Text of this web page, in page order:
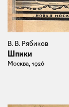
В. В. Рябиков
Шпики
Москва, 1926